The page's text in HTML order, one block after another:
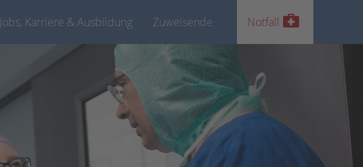
Jobs, Karriere & Ausbildung Zuweisende Notfall